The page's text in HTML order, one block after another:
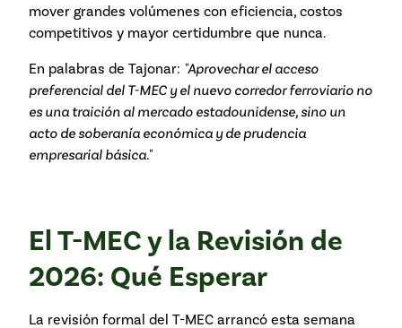
mover grandes volúmenes con eficiencia, costos
competitivos y mayor certidumbre que nunca.
En palabras de Tajonar: "Aprovechar el acceso
preferencial del T-MEC y el nuevo corredor ferroviario no
es una traición al mercado estadounidense, sino un
acto de soberanía económica y de prudencia
empresarial básica."
El T-MEC y la Revisión de
2026: Qué Esperar
La revisión formal del T-MEC arrancó esta semana